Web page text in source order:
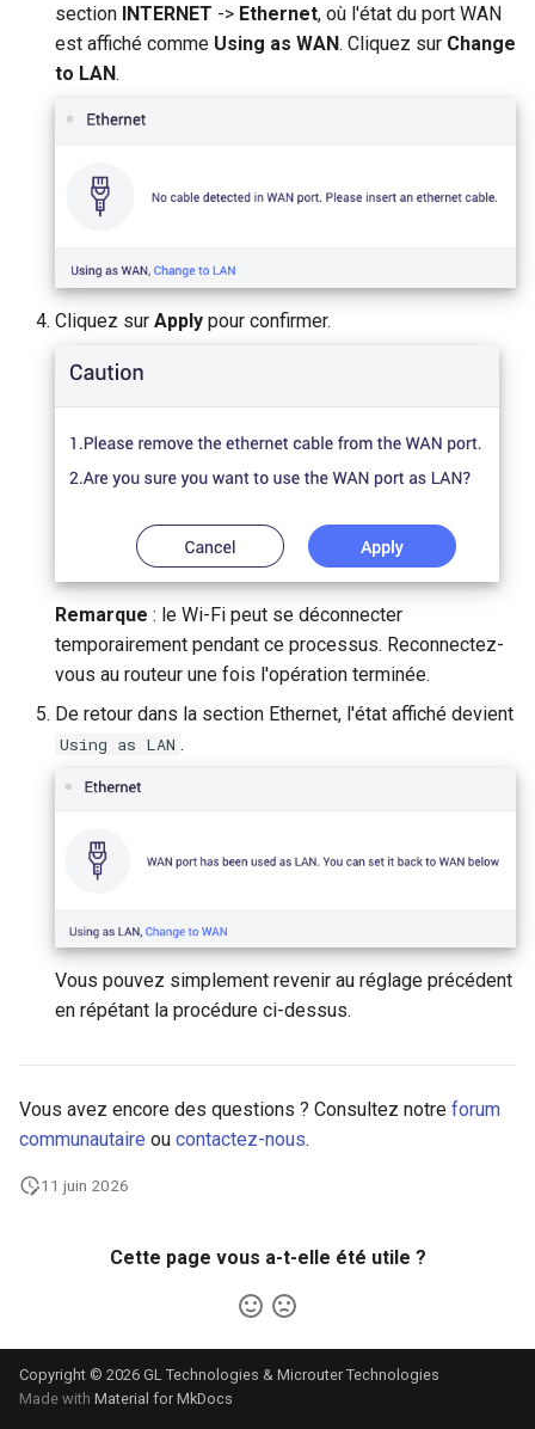
section INTERNET -> Ethernet, où l'état du port WAN
est affiché comme Using as WAN. Cliquez sur Change
to LAN.
Cliquez sur Apply pour confirmer.
Remarque : le Wi-Fi peut se déconnecter
temporairement pendant ce processus. Reconnectez-
vous au routeur une fois l'opération terminée.
De retour dans la section Ethernet, l'état affiché devient
Using as LAN .
Vous pouvez simplement revenir au réglage précédent
en répétant la procédure ci-dessus.
Vous avez encore des questions ? Consultez notre forum
communautaire ou contactez-nous.
11 juin 2026
Cette page vous a-t-elle été utile ?
Copyright © 2026 GL Technologies & Microuter Technologies
Made with Material for MkDocs